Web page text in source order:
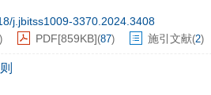
j.jbitss1009-3370.2024.3408
) PDF[859KB](87) 施引文献(2)